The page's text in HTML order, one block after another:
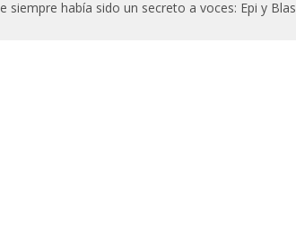
siempre había sido un secreto a voces: Epi y Blas